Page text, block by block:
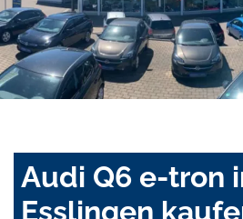
Audi Q6 e-tron
Esslingen